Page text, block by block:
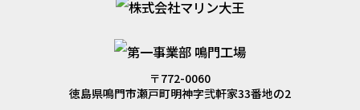
〒772-0060
徳島県鳴門市瀬戸町明神字弐軒家33番地の2